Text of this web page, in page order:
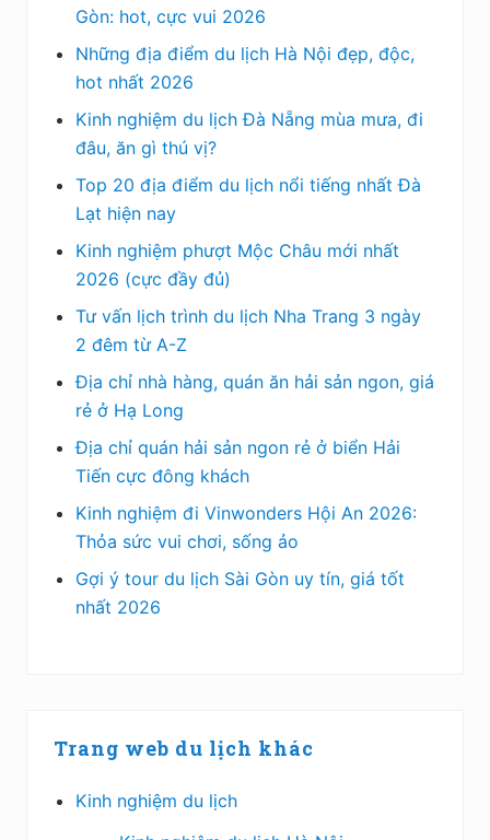
Gòn: hot, cực vui 2026
Những địa điểm du lịch Hà Nội đẹp, độc,
hot nhất 2026
Kinh nghiệm du lịch Đà Nẵng mùa mưa, đi
đâu, ăn gì thú vị?
Top 20 địa điểm du lịch nổi tiếng nhất Đà
Lạt hiện nay
Kinh nghiệm phượt Mộc Châu mới nhất
2026 (cực đầy đủ)
Tư vấn lịch trình du lịch Nha Trang 3 ngày
2 đêm từ A-Z
Địa chỉ nhà hàng, quán ăn hải sản ngon, giá
rẻ ở Hạ Long
Địa chỉ quán hải sản ngon rẻ ở biển Hải
Tiến cực đông khách
Kinh nghiệm đi Vinwonders Hội An 2026:
Thỏa sức vui chơi, sống ảo
Gợi ý tour du lịch Sài Gòn uy tín, giá tốt
nhất 2026
Trang web du lịch khác
Kinh nghiệm du lịch